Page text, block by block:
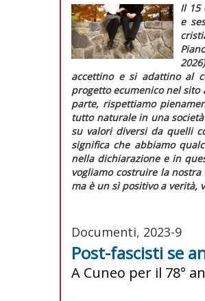
Il 15
e
accettino e si adattino al
progetto ecumenico nel
parte, rispettiamo
tutto naturale in una
su valori diversi da quelli
significa che abbiamo
nella dichiarazione e in
vogliamo costruire la
ma è un sìpositivo a verità,
Documenti, 2023-9
Post-fascisti se
A Cuneo per il 78°